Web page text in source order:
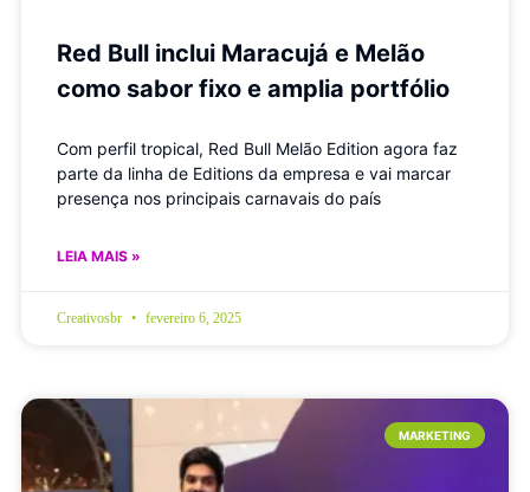
Red Bull inclui Maracujá e Melão
como sabor fixo e amplia portfólio
Com perfil tropical, Red Bull Melão Edition agora faz
parte da linha de Editions da empresa e vai marcar
presença nos principais carnavais do país
LEIA MAIS »
Creativosbr fevereiro 6, 2025
MARKETING